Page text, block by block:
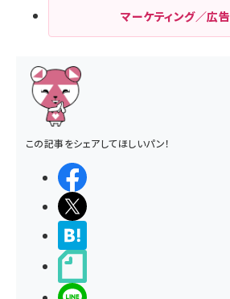
マーケティング／広告
この記事をシェアしてほしいパン！